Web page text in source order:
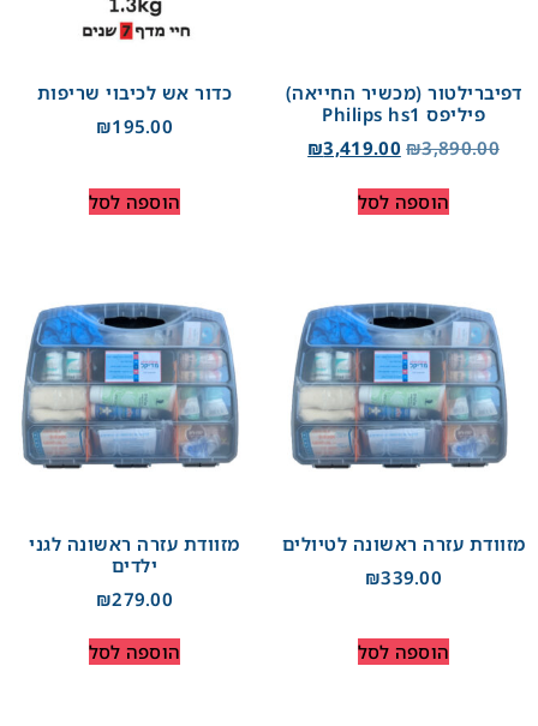
דפיברילטור (מכשיר החייאה)
פיליפס Philips hs1
₪3,890.00
₪3,419.00
הוספה לסל
כדור אש לכיבוי שריפות
₪195.00
הוספה לסל
מזוודת עזרה ראשונה לטיולים
₪339.00
הוספה לסל
מזוודת עזרה ראשונה לגני
ילדים
₪279.00
הוספה לסל